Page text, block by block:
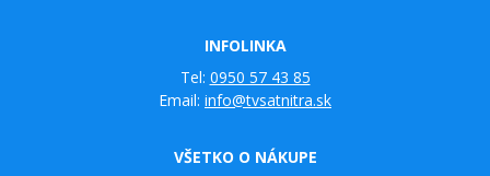
INFOLINKA
Tel: 0950 57 43 85
Email: info@tvsatnitra.sk
VŠETKO O NÁKUPE